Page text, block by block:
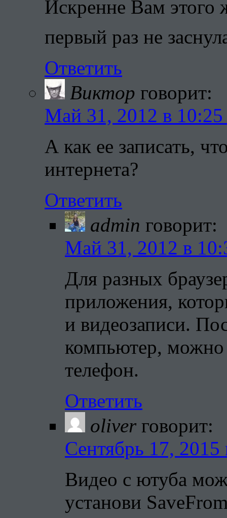
Искренне Вам этого
первый раз не
Ответить
Виктор говорит:
Май 31, 2012 в
А как ее записать,
интернета?
Ответить
admin говорит:
Май 31, 2012 в
Для разных
приложения,
и видеозаписи.
компьютер, можно
телефон.
Ответить
oliver говорит:
Сентябрь 17, 2015
Видео с ютуба
установи